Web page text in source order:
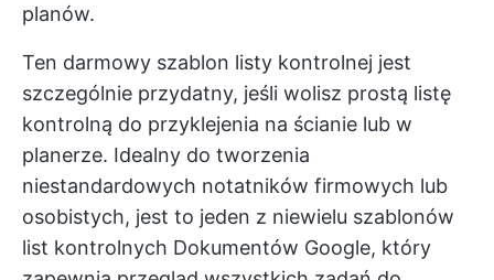
planów.
Ten darmowy szablon listy kontrolnej jest
szczególnie przydatny, jeśli wolisz prostą listę
kontrolną do przyklejenia na ścianie lub w
planerze. Idealny do tworzenia
niestandardowych notatników firmowych lub
osobistych, jest to jeden z niewielu szablonów
list kontrolnych Dokumentów Google, który